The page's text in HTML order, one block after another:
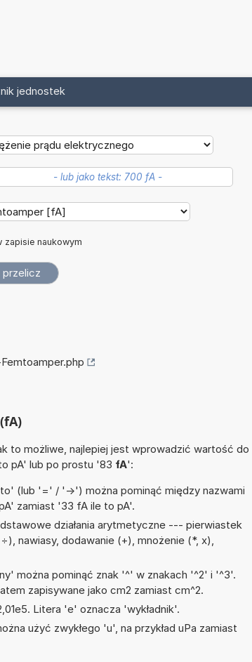
jednostek
zapisie naukowym
to możliwe, najlepiej jest wprowadzić wartość do
pA' lub po prostu '83 fA':
(lub '=' / '->') można pominąć między nazwami
zamiast '33 fA ile to pA'.
działania arytmetyczne --- pierwiastek
nawiasy, dodawanie (+), mnożenie (*, x),
można pominąć znak '^' w znakach '^2' i '^3'.
zapisywane jako cm2 zamiast cm^2.
Litera 'e' oznacza 'wykładnik'.
użyć zwykłego 'u', na przykład uPa zamiast